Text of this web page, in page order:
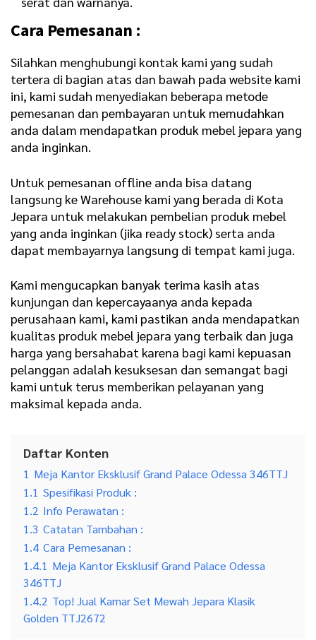
Cara Pemesanan :
Silahkan menghubungi kontak kami yang sudah
tertera di bagian atas dan bawah pada website kami
ini, kami sudah menyediakan beberapa metode
pemesanan dan pembayaran untuk memudahkan
anda dalam mendapatkan produk mebel jepara yang
anda inginkan.
Untuk pemesanan offline anda bisa datang
langsung ke Warehouse kami yang berada di Kota
Jepara untuk melakukan pembelian produk mebel
yang anda inginkan (jika ready stock) serta anda
dapat membayarnya langsung di tempat kami juga.
Kami mengucapkan banyak terima kasih atas
kunjungan dan kepercayaanya anda kepada
perusahaan kami, kami pastikan anda mendapatkan
kualitas produk mebel jepara yang terbaik dan juga
harga yang bersahabat karena bagi kami kepuasan
pelanggan adalah kesuksesan dan semangat bagi
kami untuk terus memberikan pelayanan yang
maksimal kepada anda.
Daftar Konten
1 Meja Kantor Eksklusif Grand Palace Odessa 346TTJ
1.1 Spesifikasi Produk :
1.2 Info Perawatan :
1.3 Catatan Tambahan :
1.4 Cara Pemesanan :
1.4.1 Meja Kantor Eksklusif Grand Palace Odessa
346TTJ
1.4.2 Top! Jual Kamar Set Mewah Jepara Klasik
Golden TTJ2672